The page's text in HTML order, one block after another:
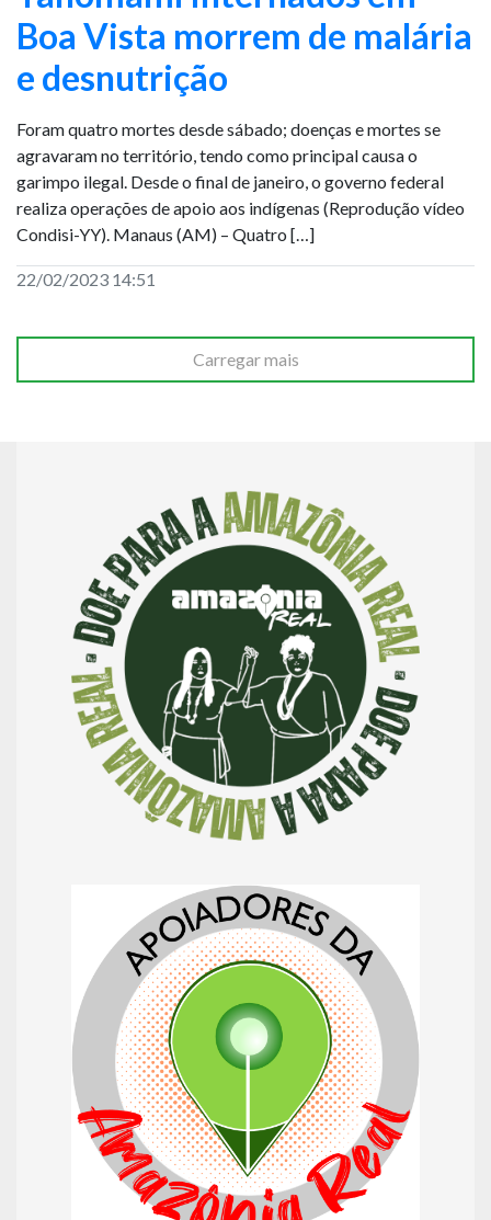
Boa Vista morrem de malária
e desnutrição
Foram quatro mortes desde sábado; doenças e mortes se
agravaram no território, tendo como principal causa o
garimpo ilegal. Desde o final de janeiro, o governo federal
realiza operações de apoio aos indígenas (Reprodução vídeo
Condisi-YY). Manaus (AM) – Quatro […]
22/02/2023 14:51
Carregar mais